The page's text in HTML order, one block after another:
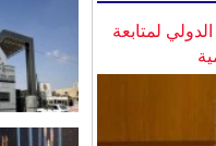
الدولي لمتابعة